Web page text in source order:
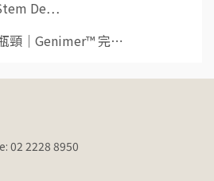
De⋯
頸｜Genimer™ 完⋯
02 2228 8950